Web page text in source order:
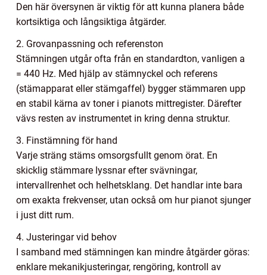
Den här översynen är viktig för att kunna planera både
kortsiktiga och långsiktiga åtgärder.
2. Grovanpassning och referenston
Stämningen utgår ofta från en standardton, vanligen a
= 440 Hz. Med hjälp av stämnyckel och referens
(stämapparat eller stämgaffel) bygger stämmaren upp
en stabil kärna av toner i pianots mittregister. Därefter
vävs resten av instrumentet in kring denna struktur.
3. Finstämning för hand
Varje sträng stäms omsorgsfullt genom örat. En
skicklig stämmare lyssnar efter svävningar,
intervallrenhet och helhetsklang. Det handlar inte bara
om exakta frekvenser, utan också om hur pianot sjunger
i just ditt rum.
4. Justeringar vid behov
I samband med stämningen kan mindre åtgärder göras:
enklare mekanikjusteringar, rengöring, kontroll av